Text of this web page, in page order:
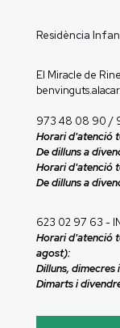
Residència
El Miracle de
973 48 08 90 /
Horari d'atenció
De dilluns a
Horari d'atenció
De dilluns a
623 02 97 63 -
Horari d'atenció
agost):
Dilluns, dimecres
Dimarts i